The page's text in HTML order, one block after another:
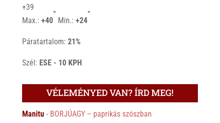
+39
Max.: +40
°
Min.: +24
°
Páratartalom: 21%
Szél: ESE - 10 KPH
VÉLEMÉNYED VAN? ÍRD MEG!
Manitu- BORJÚAGY – paprikás szószban